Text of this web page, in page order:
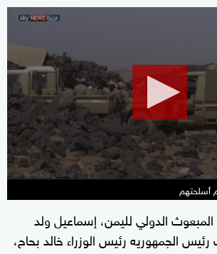
3
minutes,
43
seconds
أسلحتهم
الدولي لليمن، إسماعيل ولد
الجمهوريه رئيس الوزراء خالد بحاح،